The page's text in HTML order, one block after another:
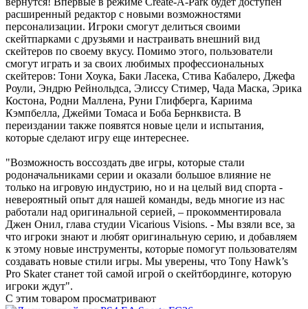
расширенный редактор с новыми возможностями
персонализации. Игроки смогут делиться своими
скейтпарками с друзьями и настраивать внешний вид
скейтеров по своему вкусу. Помимо этого, пользователи
смогут играть и за своих любимых профессиональных
скейтеров: Тони Хоука, Баки Ласека, Стива Кабалеро, Джефа
Роули, Эндрю Рейнольдса, Элиссу Стимер, Чада Маска, Эрика
Костона, Родни Маллена, Руни Глифберга, Кариима
Кэмпбелла, Джейми Томаса и Боба Бернквиста. В
переиздании также появятся новые цели и испытания,
которые сделают игру еще интереснее.
"Возможность воссоздать две игры, которые стали
родоначальниками серии и оказали большое влияние не
только на игровую индустрию, но и на целый вид спорта -
невероятный опыт для нашей команды, ведь многие из нас
работали над оригинальной серией, – прокомментировала
Джен Онил, глава студии Vicarious Visions. - Мы взяли все, за
что игроки знают и любят оригинальную серию, и добавляем
к этому новые инструменты, которые помогут пользователям
создавать новые стили игры. Мы уверены, что Tony Hawk’s
Pro Skater станет той самой игрой о скейтбординге, которую
игроки ждут".
С этим товаром просматривают